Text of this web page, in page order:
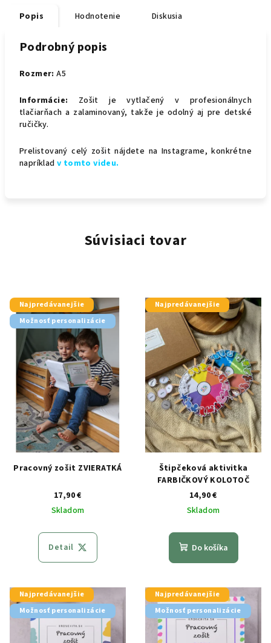
Popis Hodnotenie Diskusia
Podrobný popis
Rozmer: A5
Informácie:
Zošit je vytlačený v profesionálnych
tlačiarňach a zalaminovaný, takže je odolný aj pre detské
ručičky.
Prelistovaný celý zošit nájdete na Instagrame, konkrétne
napríklad v tomto videu.
Súvisiaci tovar
Najpredávanejšie
Možnosť personalizácie
Pracovný zošit ZVIERATKÁ
17,90 €
Skladom
Detail
Najpredávanejšie
Štipčeková aktivitka
FARBIČKOVÝ KOLOTOČ
14,90 €
Skladom
Do košíka
Najpredávanejšie
Možnosť personalizácie
Najpredávanejšie
Možnosť personalizácie